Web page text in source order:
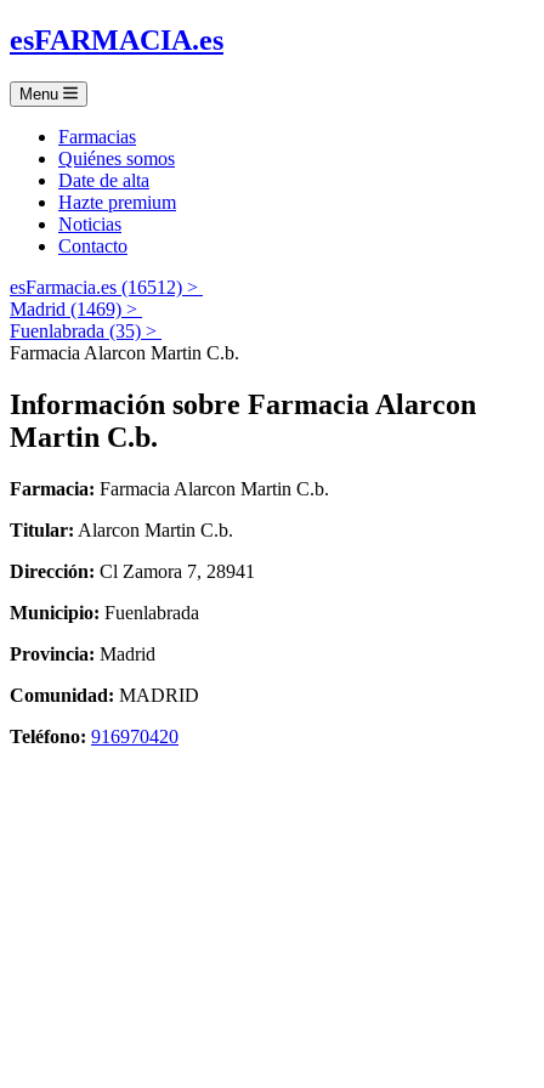
esFARMACIA.es
Menu
Farmacias
Quiénes somos
Date de alta
Hazte premium
Noticias
Contacto
esFarmacia.es (16512) >
Madrid (1469) >
Fuenlabrada (35) >
Farmacia Alarcon Martin C.b.
Información sobre Farmacia Alarcon
Martin C.b.
Farmacia: Farmacia Alarcon Martin C.b.
Titular: Alarcon Martin C.b.
Dirección: Cl Zamora 7, 28941
Municipio: Fuenlabrada
Provincia: Madrid
Comunidad: MADRID
Teléfono: 916970420